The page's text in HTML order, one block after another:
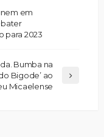
em
para 2023
Bumba na
Bigode’ ao
Micaelense